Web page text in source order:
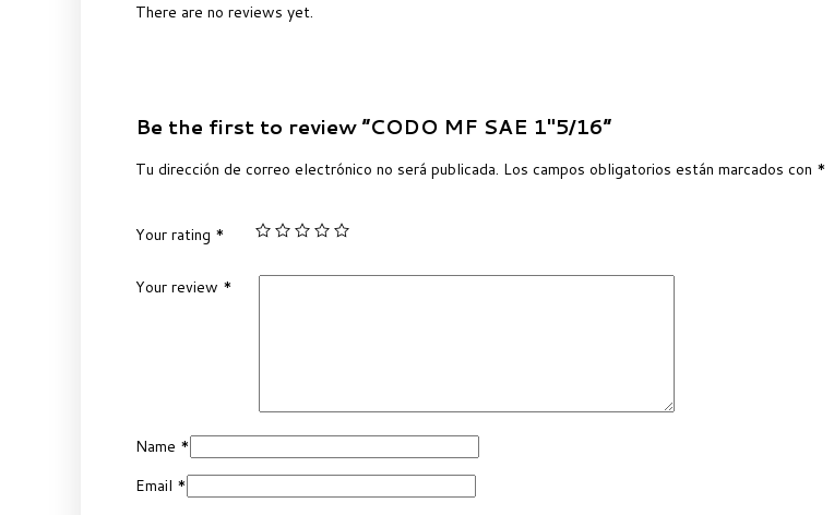
There are no reviews yet.
Be the first to review “CODO MF SAE 1″5/16”
Tu dirección de correo electrónico no será publicada. Los campos obligatorios están marcados con *
Your rating *
Your review *
Name *
Email *